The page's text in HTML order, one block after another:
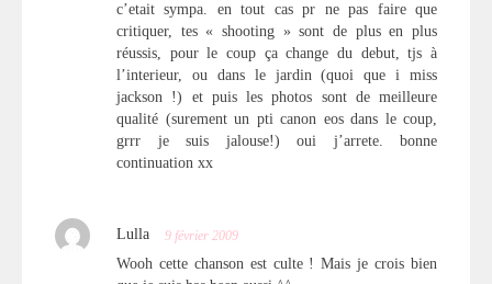
c’etait sympa. en tout cas pr ne pas faire que
critiquer, tes « shooting » sont de plus en plus
réussis, pour le coup ça change du debut, tjs à
l’interieur, ou dans le jardin (quoi que i miss
jackson !) et puis les photos sont de meilleure
qualité (surement un pti canon eos dans le coup,
grrr je suis jalouse!) oui j’arrete. bonne
continuation xx
Lulla 9 février 2009
Wooh cette chanson est culte ! Mais je crois bien